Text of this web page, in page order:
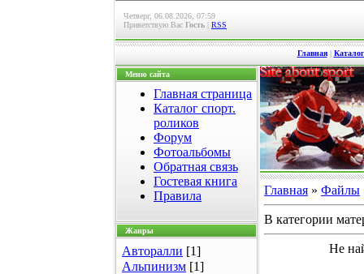
Четверг, 06.08.2026, 07:59
Приветствую Вас Гость | RSS
Главная|
Меню сайта
Главная страница
Каталог спорт.
роликов
Форум
Фотоальбомы
Обратная связь
Гостевая книга
Правила
Жанры
Авторалли [1]
Альпинизм [1]
Главная » Файлы
В категории
Не